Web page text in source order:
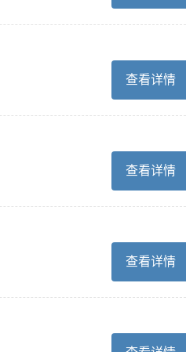
查看详情
查看详情
查看详情